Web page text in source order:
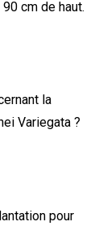
cm de haut.
la
Variegata ?
pour